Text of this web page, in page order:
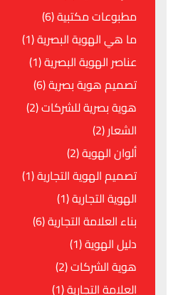
مطبوعات مكتبية (6)
ما هي الهوية البصرية (1)
عناصر الهوية البصرية (1)
تصميم هوية بصرية (6)
هوية بصرية للشركات (2)
الشعار (2)
ألوان الهوية (2)
تصميم الهوية التجارية (1)
الهوية التجارية (1)
بناء العلامة التجارية (6)
دليل الهوية (1)
هوية الشركات (2)
العلامة التجارية (1)